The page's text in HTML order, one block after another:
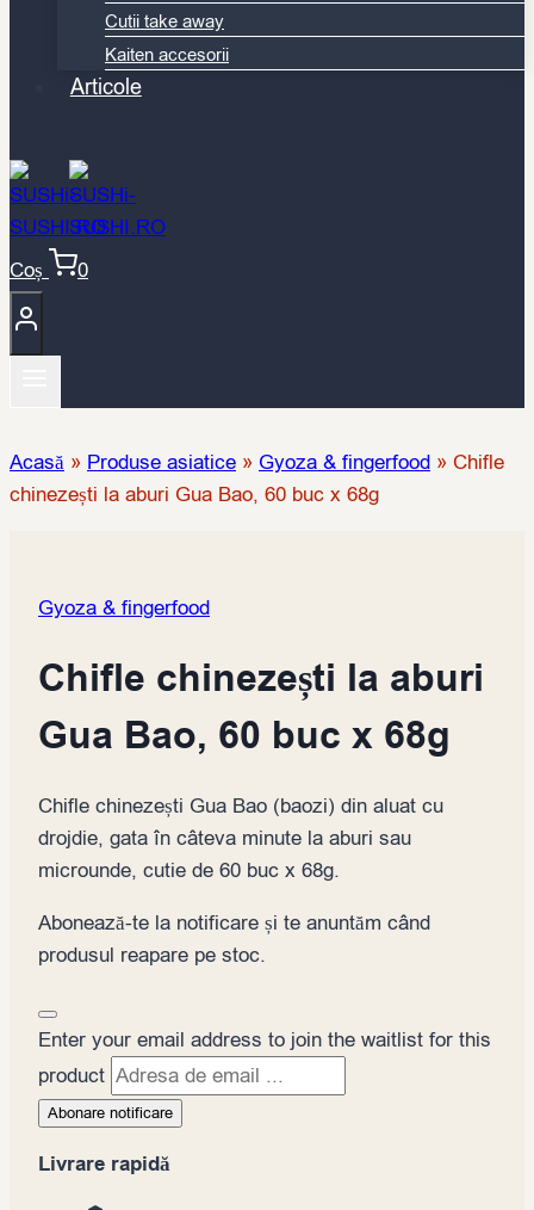
Cutii take away
Kaiten accesorii
Articole
Coș 0
Acasă » Produse asiatice » Gyoza & fingerfood » Chifle
chinezești la aburi Gua Bao, 60 buc x 68g
Gyoza & fingerfood
Chifle chinezești la aburi
Gua Bao, 60 buc x 68g
Chifle chinezești Gua Bao (baozi) din aluat cu
drojdie, gata în câteva minute la aburi sau
microunde, cutie de 60 buc x 68g.
Abonează-te la notificare și te anuntăm când
produsul reapare pe stoc.
Dismiss
notification
Enter your email address to join the waitlist for this
product
Abonare notificare
Livrare rapidă